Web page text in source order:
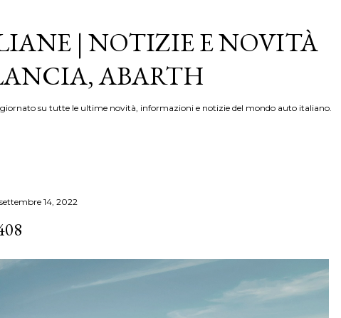
| NOTIZIE E NOVITÀ
ABARTH
su tutte le ultime novità, informazioni e notizie del mondo auto italiano.
settembre 14, 2022